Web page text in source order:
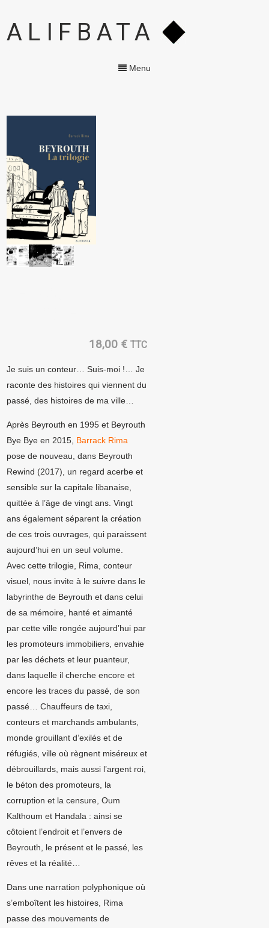
ALIFBATA
Menu
18,00 € TTC
Je suis un conteur… Suis-moi !… Je
raconte des histoires qui viennent du
passé, des histoires de ma ville…
Après Beyrouth en 1995 et Beyrouth
Bye Bye en 2015, Barrack Rima
pose de nouveau, dans Beyrouth
Rewind (2017), un regard acerbe et
sensible sur la capitale libanaise,
quittée à l’âge de vingt ans. Vingt
ans également séparent la création
de ces trois ouvrages, qui paraissent
aujourd’hui en un seul volume.
Avec cette trilogie, Rima, conteur
visuel, nous invite à le suivre dans le
labyrinthe de Beyrouth et dans celui
de sa mémoire, hanté et aimanté
par cette ville rongée aujourd’hui par
les promoteurs immobiliers, envahie
par les déchets et leur puanteur,
dans laquelle il cherche encore et
encore les traces du passé, de son
passé… Chauffeurs de taxi,
conteurs et marchands ambulants,
monde grouillant d’exilés et de
réfugiés, ville où règnent miséreux et
débrouillards, mais aussi l’argent roi,
le béton des promoteurs, la
corruption et la censure, Oum
Kalthoum et Handala : ainsi se
côtoient l’endroit et l’envers de
Beyrouth, le présent et le passé, les
rêves et la réalité…
Dans une narration polyphonique où
s’emboîtent les histoires, Rima
passe des mouvements de